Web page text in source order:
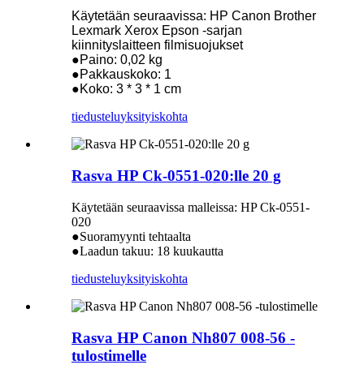
Käytetään seuraavissa: HP Canon Brother
Lexmark Xerox Epson -sarjan
kiinnityslaitteen filmisuojukset
●Paino: 0,02 kg
●Pakkauskoko: 1
●Koko: 3 * 3 * 1 cm
tiedusteluyksityiskohta
Rasva HP Ck-0551-020:lle 20 g
Käytetään seuraavissa malleissa: HP Ck-0551-
020
●Suoramyynti tehtaalta
●Laadun takuu: 18 kuukautta
tiedusteluyksityiskohta
Rasva HP Canon Nh807 008-56 -
tulostimelle